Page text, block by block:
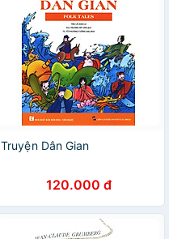
Truyện Dân Gian
120.000 đ